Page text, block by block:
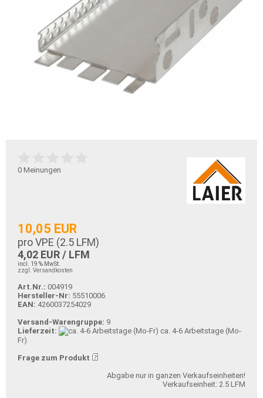
0 Meinungen
10,05 EUR
pro VPE (2.5 LFM)
4,02 EUR / LFM
incl. 19 % MwSt.
zzgl. Versandkosten
Art.Nr.: 004919
Hersteller-Nr: 55510006
EAN: 4260037254029
Versand-Warengruppe: 9
Lieferzeit:
ca. 4-6 Arbeitstage (Mo-
Fr)
Frage zum Produkt
Abgabe nur in ganzen Verkaufseinheiten!
Verkaufseinheit: 2.5 LFM